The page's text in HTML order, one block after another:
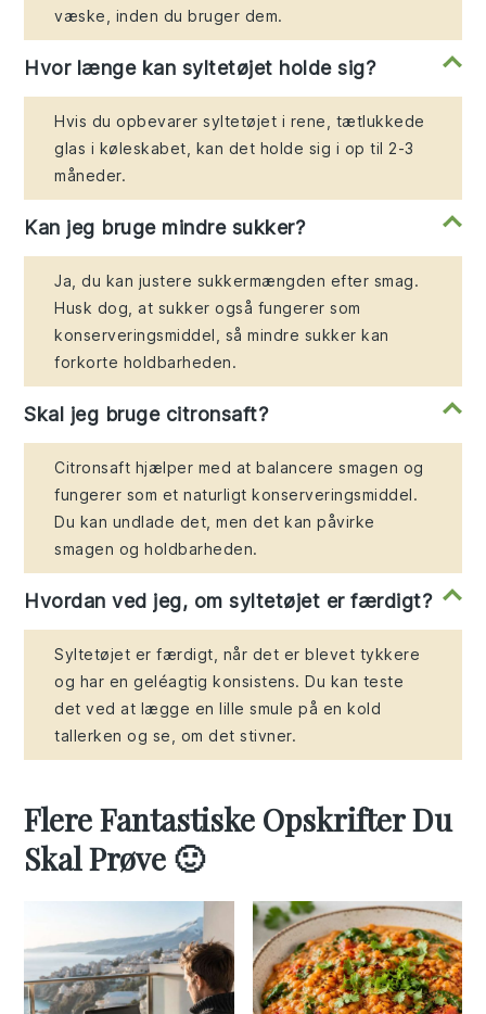
væske, inden du bruger dem.
Hvor længe kan syltetøjet holde sig?
Hvis du opbevarer syltetøjet i rene, tætlukkede
glas i køleskabet, kan det holde sig i op til 2-3
måneder.
Kan jeg bruge mindre sukker?
Ja, du kan justere sukkermængden efter smag.
Husk dog, at sukker også fungerer som
konserveringsmiddel, så mindre sukker kan
forkorte holdbarheden.
Skal jeg bruge citronsaft?
Citronsaft hjælper med at balancere smagen og
fungerer som et naturligt konserveringsmiddel.
Du kan undlade det, men det kan påvirke
smagen og holdbarheden.
Hvordan ved jeg, om syltetøjet er færdigt?
Syltetøjet er færdigt, når det er blevet tykkere
og har en geléagtig konsistens. Du kan teste
det ved at lægge en lille smule på en kold
tallerken og se, om det stivner.
Flere Fantastiske Opskrifter Du
Skal Prøve 🙂